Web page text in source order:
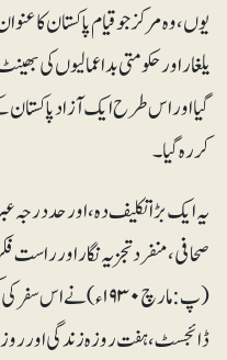
یلغار اور حکومتی بداعمالیوں کی
گیا اور اس طرح ایک آزاد
کر رہ گیا۔
یہ ایک بڑا تکلیف دہ، اور حد درجہ
صحافی ،منفرد تجزیہ نگار اور
(پ:مارچ۱۹۳۰ء)نے اس
ڈائجسٹ ، ہفت روزہ زندگی اور